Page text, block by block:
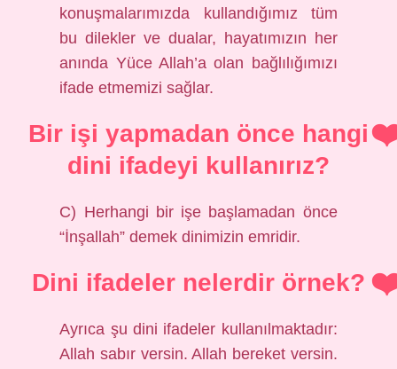
konuşmalarımızda kullandığımız tüm
bu dilekler ve dualar, hayatımızın her
anında Yüce Allah’a olan bağlılığımızı
ifade etmemizi sağlar.
Bir işi yapmadan önce hangi
dini ifadeyi kullanırız?
C) Herhangi bir işe başlamadan önce
“İnşallah” demek dinimizin emridir.
Dini ifadeler nelerdir örnek?
Ayrıca şu dini ifadeler kullanılmaktadır:
Allah sabır versin. Allah bereket versin.